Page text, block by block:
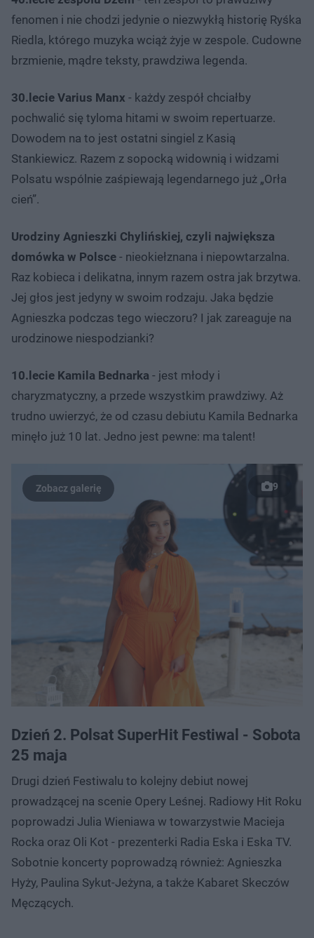
fenomen i nie chodzi jedynie o niezwykłą historię Ryśka
Riedla, którego muzyka wciąż żyje w zespole. Cudowne
brzmienie, mądre teksty, prawdziwa legenda.
30.lecie Varius Manx - każdy zespół chciałby
pochwalić się tyloma hitami w swoim repertuarze.
Dowodem na to jest ostatni singiel z Kasią
Stankiewicz. Razem z sopocką widownią i widzami
Polsatu wspólnie zaśpiewają legendarnego już „Orła
cień”.
Urodziny Agnieszki Chylińskiej, czyli największa
domówka w Polsce - nieokiełznana i niepowtarzalna.
Raz kobieca i delikatna, innym razem ostra jak brzytwa.
Jej głos jest jedyny w swoim rodzaju. Jaka będzie
Agnieszka podczas tego wieczoru? I jak zareaguje na
urodzinowe niespodzianki?
10.lecie Kamila Bednarka - jest młody i
charyzmatyczny, a przede wszystkim prawdziwy. Aż
trudno uwierzyć, że od czasu debiutu Kamila Bednarka
minęło już 10 lat. Jedno jest pewne: ma talent!
9
Dzień 2. Polsat SuperHit Festiwal - Sobota
25 maja
Drugi dzień Festiwalu to kolejny debiut nowej
prowadzącej na scenie Opery Leśnej. Radiowy Hit Roku
poprowadzi Julia Wieniawa w towarzystwie Macieja
Rocka oraz Oli Kot - prezenterki Radia Eska i Eska TV.
Sobotnie koncerty poprowadzą również: Agnieszka
Hyży, Paulina Sykut-Jeżyna, a także Kabaret Skeczów
Męczących.